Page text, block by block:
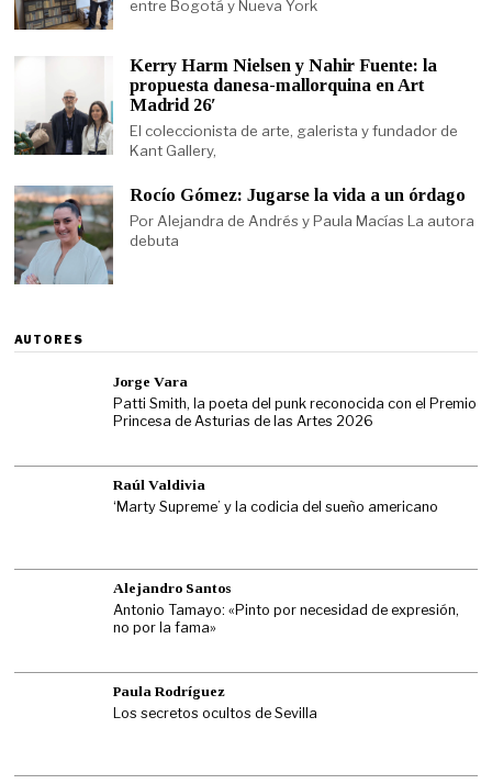
entre Bogotá y Nueva York
Kerry Harm Nielsen y Nahir Fuente: la
propuesta danesa-mallorquina en Art
Madrid 26′
El coleccionista de arte, galerista y fundador de
Kant Gallery,
Rocío Gómez: Jugarse la vida a un órdago
Por Alejandra de Andrés y Paula Macías La autora
debuta
AUTORES
Jorge Vara
Patti Smith, la poeta del punk reconocida con el Premio
Princesa de Asturias de las Artes 2026
Raúl Valdivia
‘Marty Supreme’ y la codicia del sueño americano
Alejandro Santos
Antonio Tamayo: «Pinto por necesidad de expresión,
no por la fama»
Paula Rodríguez
Los secretos ocultos de Sevilla